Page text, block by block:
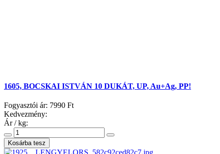
1605, BOCSKAI ISTVÁN 10 DUKÁT, UP, Au+Ag, PP!
Fogyasztói ár: 7990 Ft
Kedvezmény:
Ár / kg: